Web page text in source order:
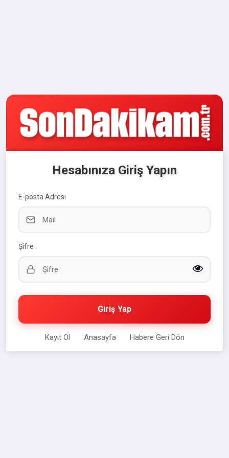
Hesabınıza Giriş Yapın
E-posta Adresi
Şifre
Giriş Yap
Kayıt Ol Anasayfa Habere Geri Dön